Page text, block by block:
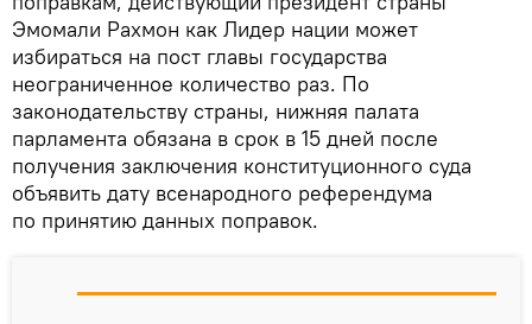
Эмомали Рахмон как Лидер нации может
избираться на пост главы государства
неограниченное количество раз. По
законодательству страны, нижняя палата
парламента обязана в срок в 15 дней после
получения заключения конституционного суда
объявить дату всенародного референдума
по принятию данных поправок.